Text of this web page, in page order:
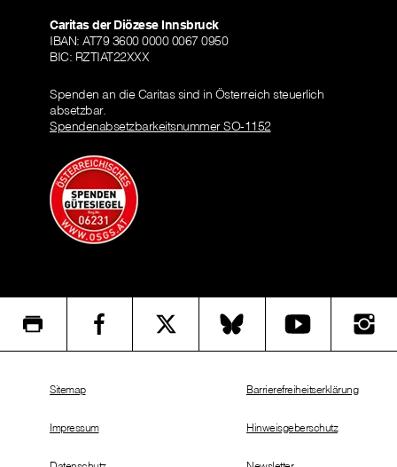
Caritas der Diözese Innsbruck
IBAN: AT79 3600 0000 0067 0950
BIC: RZTIAT22XXX
Spenden an die Caritas sind in Österreich steuerlich
absetzbar.
Spendenabsetzbarkeitsnummer SO-1152
Sitemap
Impressum
Barrierefreiheitserklärung
Hinweisgeberschutz